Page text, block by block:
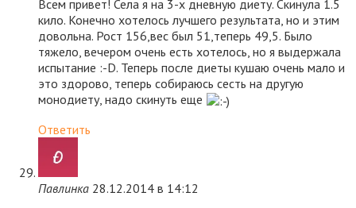
Всем привет! Села я на 3-х дневную диету. Скинула 1.5
кило. Конечно хотелось лучшего результата, но и этим
довольна. Рост 156,вес был 51,теперь 49,5. Было
тяжело, вечером очень есть хотелось, но я выдержала
испытание :-D. Теперь после диеты кушаю очень мало и
это здорово, теперь собираюсь сесть на другую
монодиету, надо скинуть еще
Ответить
Павлинка 28.12.2014 в 14:12